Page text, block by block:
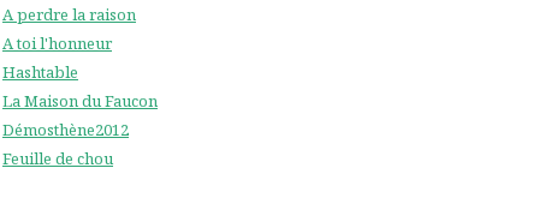
A perdre la raison
A toi l'honneur
Hashtable
La Maison du Faucon
Démosthène2012
Feuille de chou